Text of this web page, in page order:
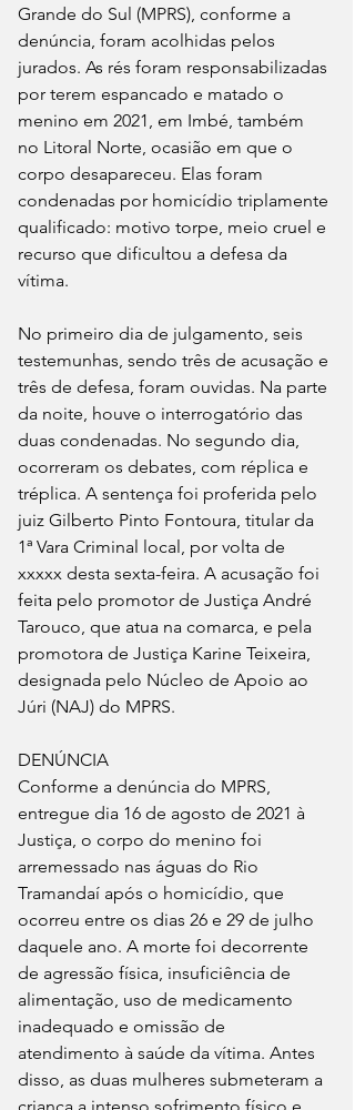
Grande do Sul (MPRS), conforme a
denúncia, foram acolhidas pelos
jurados. As rés foram responsabilizadas
por terem espancado e matado o
menino em 2021, em Imbé, também
no Litoral Norte, ocasião em que o
corpo desapareceu. Elas foram
condenadas por homicídio triplamente
qualificado: motivo torpe, meio cruel e
recurso que dificultou a defesa da
vítima.
No primeiro dia de julgamento, seis
testemunhas, sendo três de acusação e
três de defesa, foram ouvidas. Na parte
da noite, houve o interrogatório das
duas condenadas. No segundo dia,
ocorreram os debates, com réplica e
tréplica. A sentença foi proferida pelo
juiz Gilberto Pinto Fontoura, titular da
1ª Vara Criminal local, por volta de
xxxxx desta sexta-feira. A acusação foi
feita pelo promotor de Justiça André
Tarouco, que atua na comarca, e pela
promotora de Justiça Karine Teixeira,
designada pelo Núcleo de Apoio ao
Júri (NAJ) do MPRS.
DENÚNCIA
Conforme a denúncia do MPRS,
entregue dia 16 de agosto de 2021 à
Justiça, o corpo do menino foi
arremessado nas águas do Rio
Tramandaí após o homicídio, que
ocorreu entre os dias 26 e 29 de julho
daquele ano. A morte foi decorrente
de agressão física, insuficiência de
alimentação, uso de medicamento
inadequado e omissão de
atendimento à saúde da vítima. Antes
disso, as duas mulheres submeteram a